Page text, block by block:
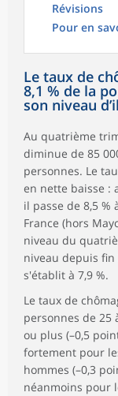
Révisions
Pour en
Le taux de
8,1 % de la
son niveau
Au quatrième
diminue de 85
personnes. Le
en nette baisse :
il passe de 8,5 %
France (hors
niveau du
niveau depuis fin
s'établit à 7,9 %.
Le taux de
personnes de 25
ou plus (–0,5
fortement pour
hommes (–0,3
néanmoins pour